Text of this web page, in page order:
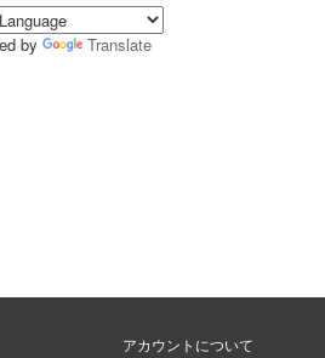
by Translate
アカウントについて